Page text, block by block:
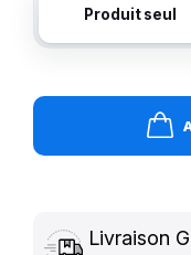
Produit seul
Livraison